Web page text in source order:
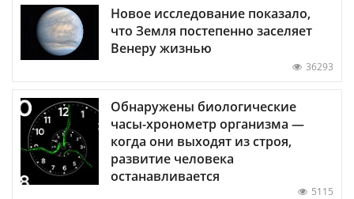
Новое исследование показало,
что Земля постепенно заселяет
Венеру жизнью
36293
Обнаружены биологические
часы-хронометр организма —
когда они выходят из строя,
развитие человека
останавливается
5115